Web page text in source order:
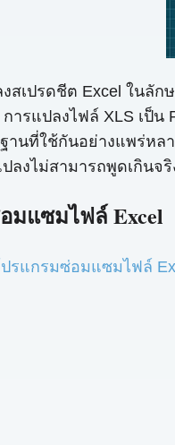
งสเปรดชีต Excel ในลั
การแปลงไฟล์ XLS เป็
านที่ใช้กันอย่างแพร่ห
ลงไม่สามารถพูดเกินจริ
มแซมไฟล์ Excel
รแกรมซ่อมแซมไฟล์